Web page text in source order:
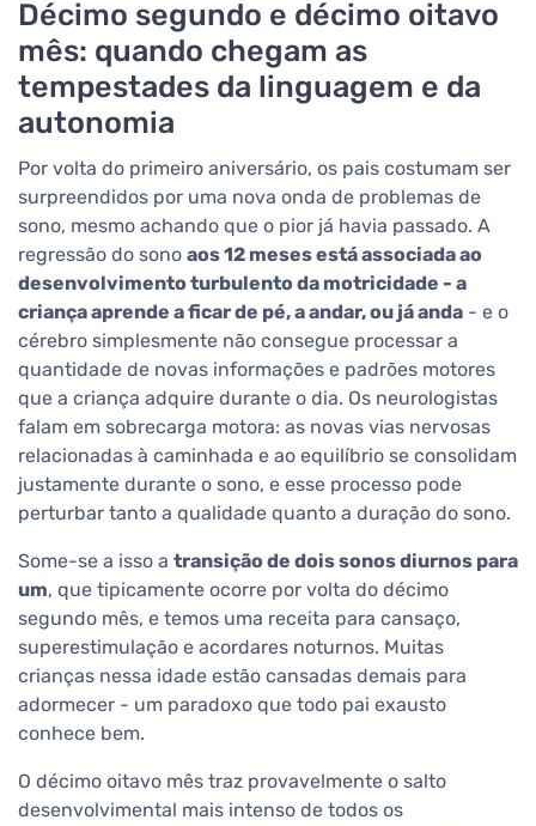
Décimo segundo e décimo oitavo
mês: quando chegam as
tempestades da linguagem e da
autonomia
Por volta do primeiro aniversário, os pais costumam ser
surpreendidos por uma nova onda de problemas de
sono, mesmo achando que o pior já havia passado. A
regressão do sono aos 12 meses está associada ao
desenvolvimento turbulento da motricidade - a
criança aprende a ficar de pé, a andar, ou já anda - e o
cérebro simplesmente não consegue processar a
quantidade de novas informações e padrões motores
que a criança adquire durante o dia. Os neurologistas
falam em sobrecarga motora: as novas vias nervosas
relacionadas à caminhada e ao equilíbrio se consolidam
justamente durante o sono, e esse processo pode
perturbar tanto a qualidade quanto a duração do sono.
Some-se a isso a transição de dois sonos diurnos para
um, que tipicamente ocorre por volta do décimo
segundo mês, e temos uma receita para cansaço,
superestimulação e acordares noturnos. Muitas
crianças nessa idade estão cansadas demais para
adormecer - um paradoxo que todo pai exausto
conhece bem.
O décimo oitavo mês traz provavelmente o salto
desenvolvimental mais intenso de todos os